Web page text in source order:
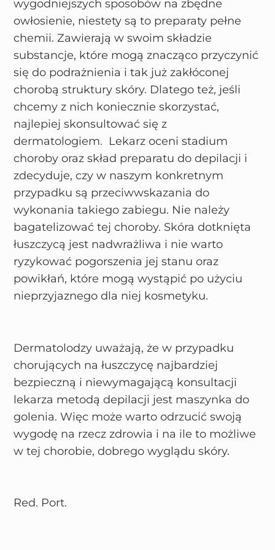
wygodniejszych sposobów na zbędne
owłosienie, niestety są to preparaty pełne
chemii. Zawierają w swoim składzie
substancje, które mogą znacząco przyczynić
się do podrażnienia i tak już zakłóconej
chorobą struktury skóry. Dlatego też, jeśli
chcemy z nich koniecznie skorzystać,
najlepiej skonsultować się z
dermatologiem. Lekarz oceni stadium
choroby oraz skład preparatu do depilacji i
zdecyduje, czy w naszym konkretnym
przypadku są przeciwwskazania do
wykonania takiego zabiegu. Nie należy
bagatelizować tej choroby. Skóra dotknięta
łuszczycą jest nadwrażliwa i nie warto
ryzykować pogorszenia jej stanu oraz
powikłań, które mogą wystąpić po użyciu
nieprzyjaznego dla niej kosmetyku.
Dermatolodzy uważają, że w przypadku
chorujących na łuszczycę najbardziej
bezpieczną i niewymagającą konsultacji
lekarza metodą depilacji jest maszynka do
golenia. Więc może warto odrzucić swoją
wygodę na rzecz zdrowia i na ile to możliwe
w tej chorobie, dobrego wyglądu skóry.
Red. Port.